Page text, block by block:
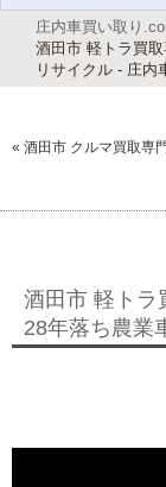
庄内車買い取り
酒田市 軽トラ買
リサイクル - 庄内
« 酒田市 クルマ買取専
酒田市 軽トラ
28年落ち農業